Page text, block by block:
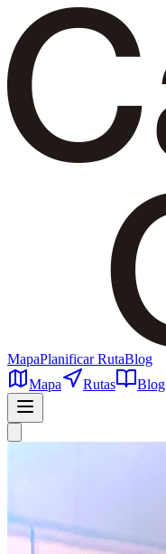
MapaPlanificar RutaBlog
Mapa
Rutas Blog